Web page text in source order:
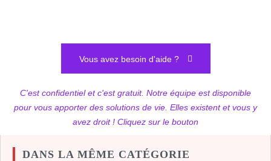
Vous avez besoin d'aide ?
C'est confidentiel et c'est gratuit. Notre équipe est disponible
pour vous apporter des solutions de vie. Elles existent et vous y
avez droit ! Cliquez sur le bouton
DANS LA MÊME CATÉGORIE